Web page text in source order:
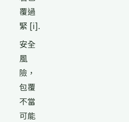
覆過
緊 [i].
安全
風
險，
包覆
不當
可能